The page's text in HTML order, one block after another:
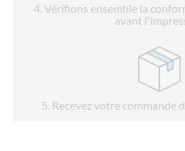
4. Vérifions ensemble la
avant
5 . Recevez votre commande